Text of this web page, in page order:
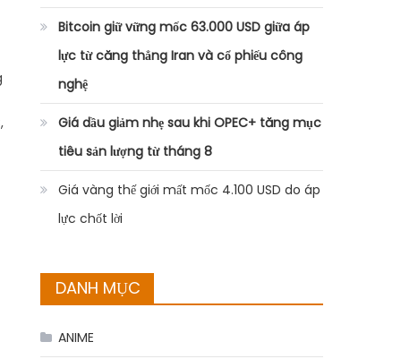
Bitcoin giữ vững mốc 63.000 USD giữa áp
lực từ căng thẳng Iran và cổ phiếu công
nghệ
Giá dầu giảm nhẹ sau khi OPEC+ tăng mục
tiêu sản lượng từ tháng 8
Giá vàng thế giới mất mốc 4.100 USD do áp
lực chốt lời
DANH MỤC
ANIME